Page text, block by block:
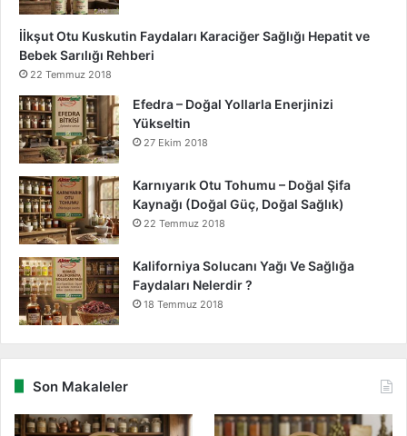
İİkşut Otu Kuskutin Faydaları Karaciğer Sağlığı Hepatit ve
Bebek Sarılığı Rehberi
22 Temmuz 2018
Efedra – Doğal Yollarla Enerjinizi
Yükseltin
27 Ekim 2018
Karnıyarık Otu Tohumu – Doğal Şifa
Kaynağı (Doğal Güç, Doğal Sağlık)
22 Temmuz 2018
Kaliforniya Solucanı Yağı Ve Sağlığa
Faydaları Nelerdir ?
18 Temmuz 2018
Son Makaleler